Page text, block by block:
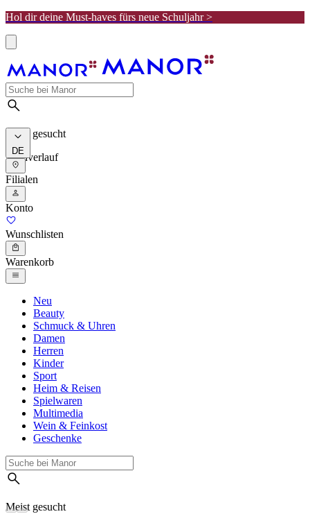
Hol dir deine Must-haves fürs neue Schuljahr >
Meist gesucht
Suchverlauf
DE
Filialen
Konto
Wunschlisten
Warenkorb
Neu
Beauty
Schmuck & Uhren
Damen
Herren
Kinder
Sport
Heim & Reisen
Spielwaren
Multimedia
Wein & Feinkost
Geschenke
Meist gesucht